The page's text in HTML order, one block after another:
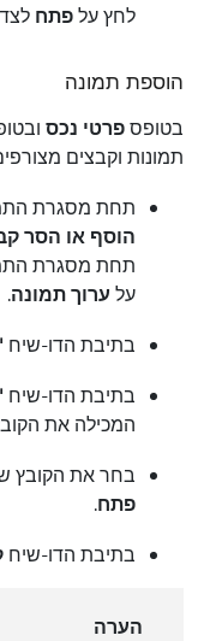
לחץ עלפתח
הוספת תמונה
בטופספרטי נכס
תמונות וקבצים
תחת מסגרת
הוסף או הסר
תחת מסגרת
על ערוך תמונה.
בתיבת הדו-שיח
בתיבת הדו-שיח
המכילה את
בחר את הקובץ
פתח.
בתיבת הדו-שיח
הערה